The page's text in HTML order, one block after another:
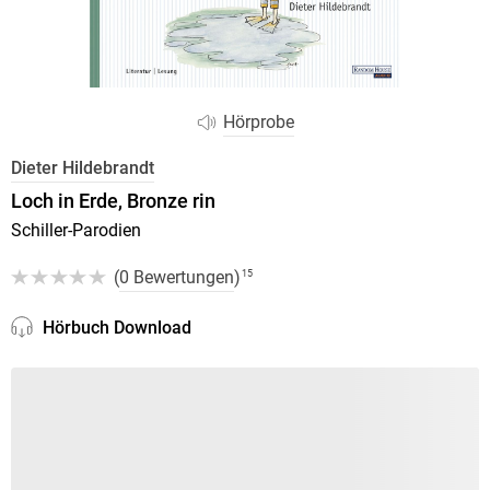
Hörprobe
Dieter Hildebrandt
Loch in Erde, Bronze rin
Schiller-Parodien
(0 Bewertungen) 15
Hörbuch Download